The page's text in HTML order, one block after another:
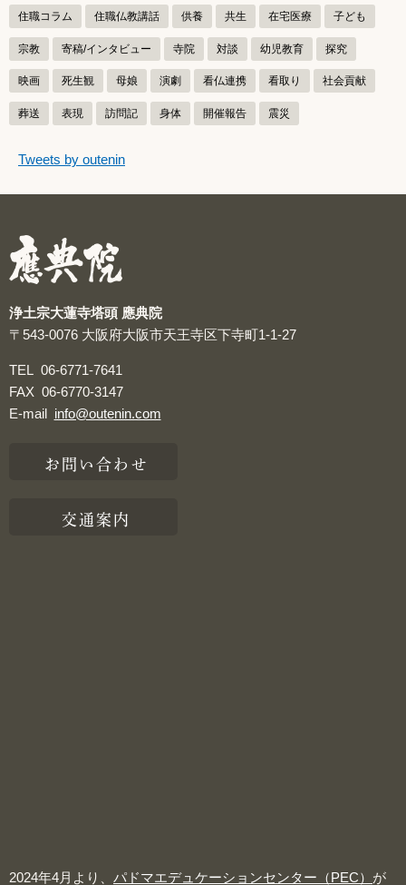
住職コラム 住職仏教講話 供養 共生 在宅医療 子ども
宗教 寄稿/インタビュー 寺院 対談 幼児教育 探究
映画 死生観 母娘 演劇 看仏連携 看取り 社会貢献
葬送 表現 訪問記 身体 開催報告 震災
つぶやき
つぶやきをスキップする
Tweets by outenin
浄土宗大蓮寺塔頭 應典院
〒543-0076 大阪府大阪市天王寺区下寺町1-1-27
TEL 06-6771-7641
FAX 06-6770-3147
E-mail info@outenin.com
お問い合わせ
交通案内
2024年4月より、 パドマエデュケーションセンター（PEC） が